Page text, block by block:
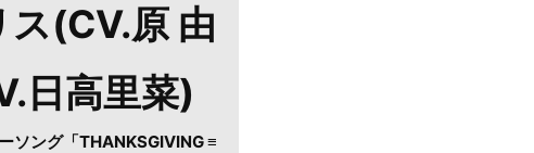
ス(CV.原 由
日高里菜)
ソング「THANKSGIVING ≡